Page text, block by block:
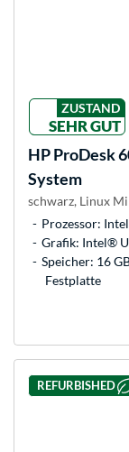
ZUSTAND
SEHR GUT
HPProDesk
System
schwarz, Linux
Prozessor:
Grafik: Intel®
Speicher: 16
Festplatte
REFURBISHED